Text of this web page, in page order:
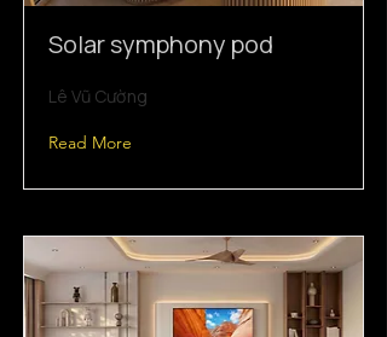
Solar symphony pod
Lê Vũ Cường
Read More